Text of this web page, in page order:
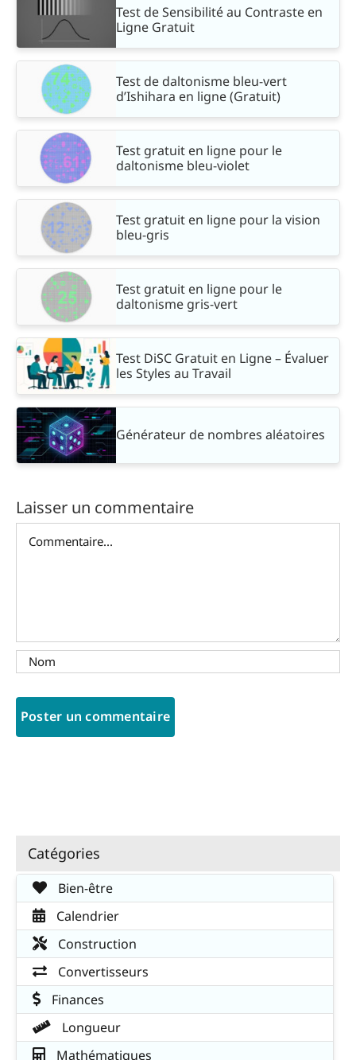
Test de Sensibilité au Contraste en
Ligne Gratuit
Test de daltonisme bleu-vert
d’Ishihara en ligne (Gratuit)
Test gratuit en ligne pour le
daltonisme bleu-violet
Test gratuit en ligne pour la vision
bleu-gris
Test gratuit en ligne pour le
daltonisme gris-vert
Test DiSC Gratuit en Ligne – Évaluer
les Styles au Travail
Générateur de nombres aléatoires
Laisser un commentaire
Catégories
Bien-être
Calendrier
Construction
Convertisseurs
Finances
Longueur
Mathématiques